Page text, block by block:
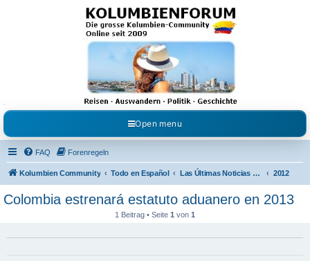
Kolumbienforum - Das
grosse Forum der
Freunde Kolumbiens
Reisen, Auswandern, Kultur, Politik, Geschichte und Visum in Kolumbien und Venezuela.
Austausch, Erfahrungen und Gemeinschaft im Kolumbienforum
Open menu
FAQ Forenregeln
Kolumbien Community Todo en Español Las Últimas Noticias en Español 2012
Colombia estrenará estatuto aduanero en 2013
1 Beitrag • Seite 1 von 1